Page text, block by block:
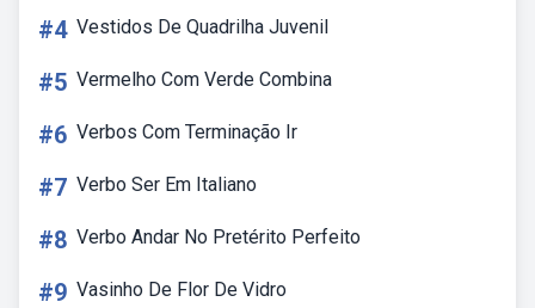
#4 Vestidos De Quadrilha Juvenil
#5 Vermelho Com Verde Combina
#6 Verbos Com Terminação Ir
#7 Verbo Ser Em Italiano
#8 Verbo Andar No Pretérito Perfeito
#9 Vasinho De Flor De Vidro